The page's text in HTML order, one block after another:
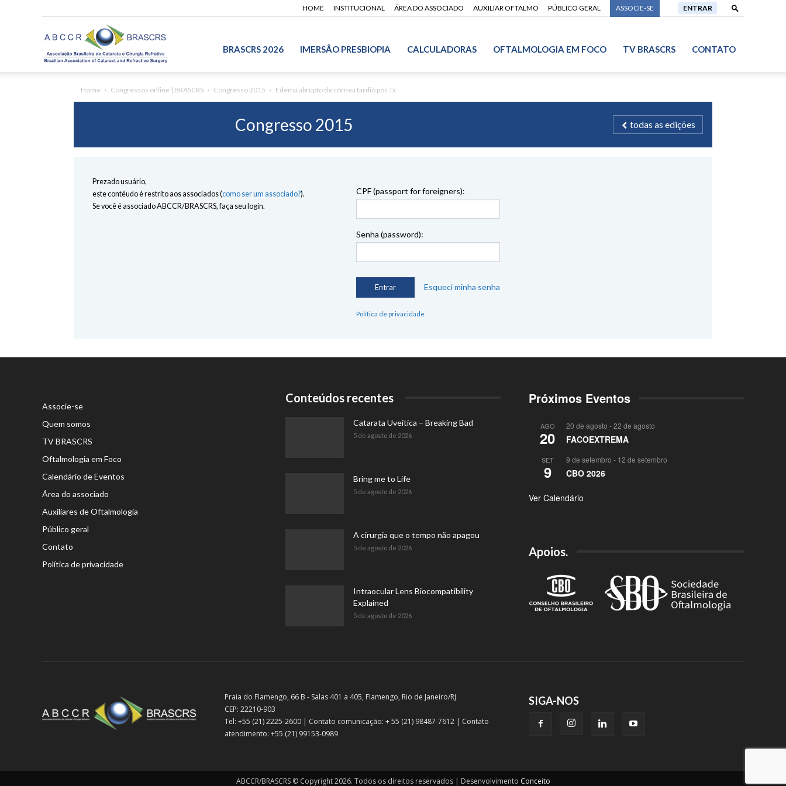
HOME INSTITUCIONAL ÁREA DO ASSOCIADO AUXILIAR OFTALMO PÚBLICO GERAL ASSOCIE-SE ENTRAR
BRASCRS 2026 IMERSÃO PRESBIOPIA CALCULADORAS OFTALMOLOGIA EM FOCO TV BRASCRS CONTATO
Home Congressos online | BRASCRS Congresso 2015 Edema abrupto de córnea tardio pós Tx
Congresso 2015 todas as edições
Prezado usuário,
este contéudo é restrito aos associados (como ser um associado?).
Se você é associado ABCCR/BRASCRS, faça seu login.
CPF (passport for foreigners):
Senha (password):
Esqueci minha senha
Política de privacidade
Associe-se
Quem somos
TV BRASCRS
Oftalmologia em Foco
Calendário de Eventos
Área do associado
Auxiliares de Oftalmologia
Público geral
Contato
Política de privacidade
Conteúdos recentes
Catarata Uveítica – Breaking Bad
5 de agosto de 2026
Bring me to Life
5 de agosto de 2026
A cirurgia que o tempo não apagou
5 de agosto de 2026
Intraocular Lens Biocompatibility
Explained
5 de agosto de 2026
Próximos Eventos
AGO
20
20 de agosto -22 de agosto
FACOEXTREMA
SET
9
9 de setembro - 12 de setembro
CBO 2026
Ver Calendário
Apoios.
Praia do Flamengo, 66 B - Salas 401 a 405, Flamengo, Rio de Janeiro/RJ
CEP: 22210-903
Tel: +55 (21) 2225-2600 | Contato comunicação: + 55 (21) 98487-7612 | Contato
atendimento: +55 (21) 99153-0989
SIGA-NOS
ABCCR/BRASCRS © Copyright 2026. Todos os direitos reservados | Desenvolvimento Conceito